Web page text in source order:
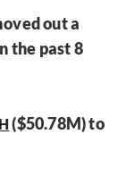
out a
the past 8
($50.78M) to